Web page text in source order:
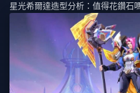
星光希爾達造型分析：值得花鑽石